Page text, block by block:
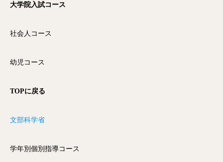
大学院入試コース
社会人コース
幼児コース
TOPに戻る
文部科学省
学年別個別指導コース